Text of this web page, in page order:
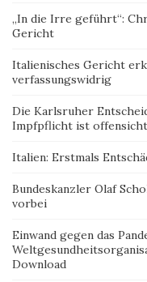
„In die Irre geführt“:
Gericht
Italienisches Gericht
verfassungswidrig
Die Karlsruher
Impfpflicht ist
Italien: Erstmals
Bundeskanzler Olaf
vorbei
Einwand gegen das
Download